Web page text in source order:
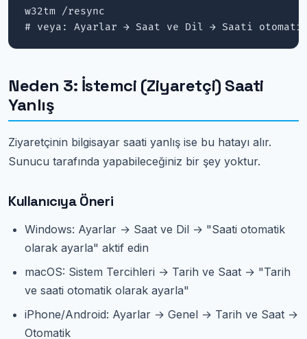
w32tm /resync
# veya: Ayarlar → Saat ve Dil → Saati
Neden 3: İstemci (Ziyaretçi) Saati
Yanlış
Ziyaretçinin bilgisayar saati yanlış ise bu hatayı alır.
Sunucu tarafında yapabileceğiniz bir şey yoktur.
Kullanıcıya Öneri
Windows: Ayarlar → Saat ve Dil → "Saati otomatik
olarak ayarla" aktif edin
macOS: Sistem Tercihleri → Tarih ve Saat → "Tarih
ve saati otomatik olarak ayarla"
iPhone/Android: Ayarlar → Genel → Tarih ve Saat →
Otomatik